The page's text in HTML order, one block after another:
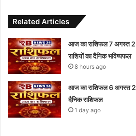
Related Articles
आज का राशिफल 7 अगस्त
राशियों का दैनिक भविष्यफल
8 hours ago
आज का राशिफल 6 अगस्त
दैनिक राशिफल
1 day ago